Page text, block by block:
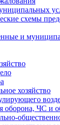
схемы
и
хозяйство
оборона, ЧС и